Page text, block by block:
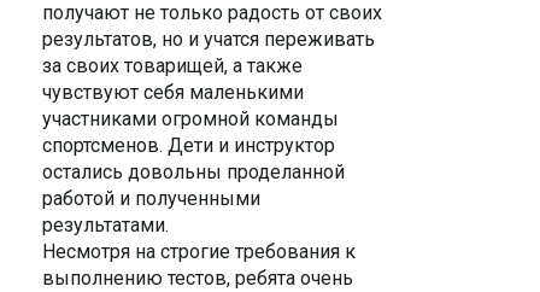
получают не только радость от своих
результатов, но и учатся переживать
за своих товарищей, а также
чувствуют себя маленькими
участниками огромной команды
спортсменов. Дети и инструктор
остались довольны проделанной
работой и полученными
результатами.
Несмотря на строгие требования к
выполнению тестов, ребята очень